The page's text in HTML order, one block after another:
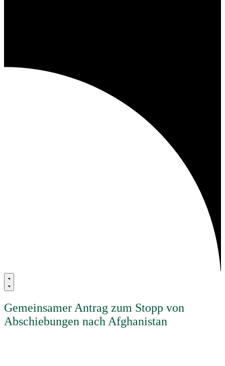
Gemeinsamer Antrag zum Stopp von
Abschiebungen nach Afghanistan